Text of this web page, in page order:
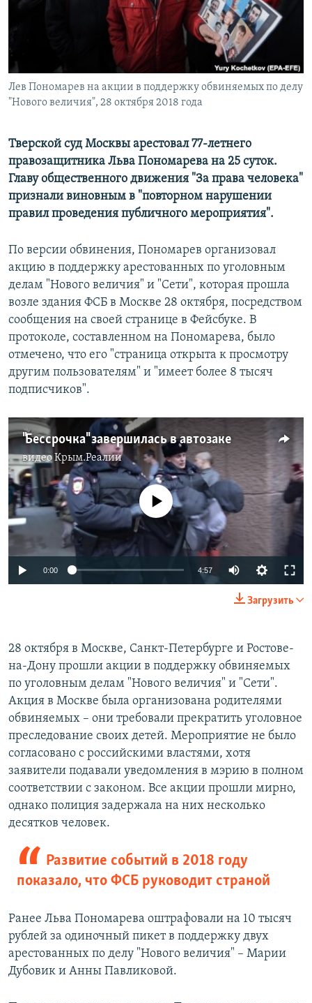
ПОБЕДИТЕЛЕЙ НЕ СУДЯТ?
КРЫМ.НЕПОКОРЕННЫЙ
УКРАИНСКАЯ ПРОБЛЕМА КРЫМА
Все сайты RFE/RL
Лев Пономарев на акции в поддержку обвиняемых по делу
"Нового величия", 28 октября 2018 года
Тверской суд Москвы арестовал 77-летнего
правозащитника Льва Пономарева на 25 суток.
Главу общественного движения "За права человека"
признали виновным в "повторном нарушении
правил проведения публичного мероприятия".
По версии обвинения, Пономарев организовал
акцию в поддержку арестованных по уголовным
делам "Нового величия" и "Сети", которая прошла
возле здания ФСБ в Москве 28 октября, посредством
сообщения на своей странице в Фейсбуке. В
протоколе, составленном на Пономарева, было
отмечено, что его "страница открыта к просмотру
другим пользователям" и "имеет более 8 тысяч
подписчиков".
"Бессрочка" завершилась в автозаке
видеоКрым.Реалии
No media source currently available
0:00 4:57
Загрузить
28 октября в Москве, Санкт-Петербурге и Ростове-
на-Дону прошли акции в поддержку обвиняемых
по уголовным делам "Нового величия" и "Сети".
Акция в Москве была организована родителями
обвиняемых – они требовали прекратить уголовное
преследование своих детей. Мероприятие не было
согласовано с российскими властями, хотя
заявители подавали уведомления в мэрию в полном
соответствии с законом. Все акции прошли мирно,
однако полиция задержала на них несколько
десятков человек.
Развитие событий в 2018 году
показало, что ФСБ руководит страной
Ранее Льва Пономарева оштрафовали на 10 тысяч
рублей за одиночный пикет в поддержку двух
арестованных по делу "Нового величия" – Марии
Дубовик и Анны Павликовой.